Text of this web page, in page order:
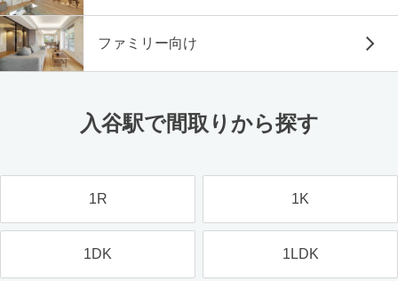
ファミリー向け
入谷駅で間取りから探す
1R 1K
1DK 1LDK